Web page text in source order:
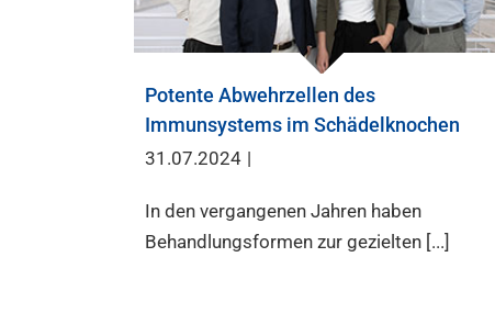
Potente Abwehrzellen des
Immunsystems im Schädelknochen
31.07.2024 |
In den vergangenen Jahren haben
Behandlungsformen zur gezielten [...]